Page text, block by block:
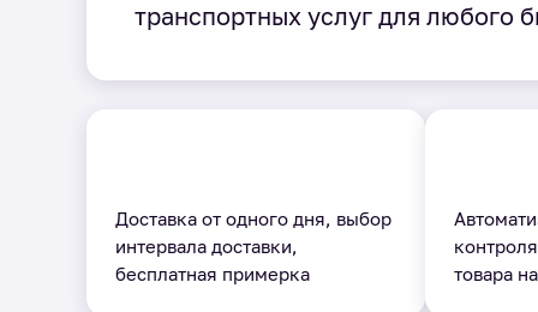
транспортных услуг для любого
Доставка от одного дня, выбор
интервала доставки,
бесплатная примерка
товара